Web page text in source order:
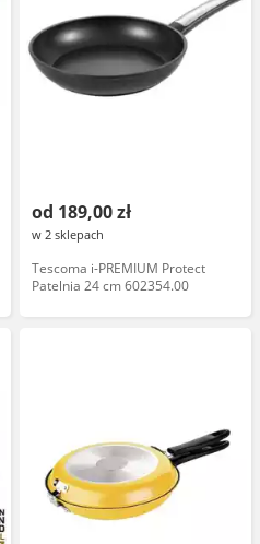
od 189,00 zł
w 2 sklepach
Tescoma i-PREMIUM Protect
Patelnia 24 cm 602354.00